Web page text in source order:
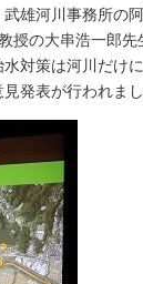
雄河川事務所の
の大串浩一郎先
対策は河川だけ
発表が行われまし